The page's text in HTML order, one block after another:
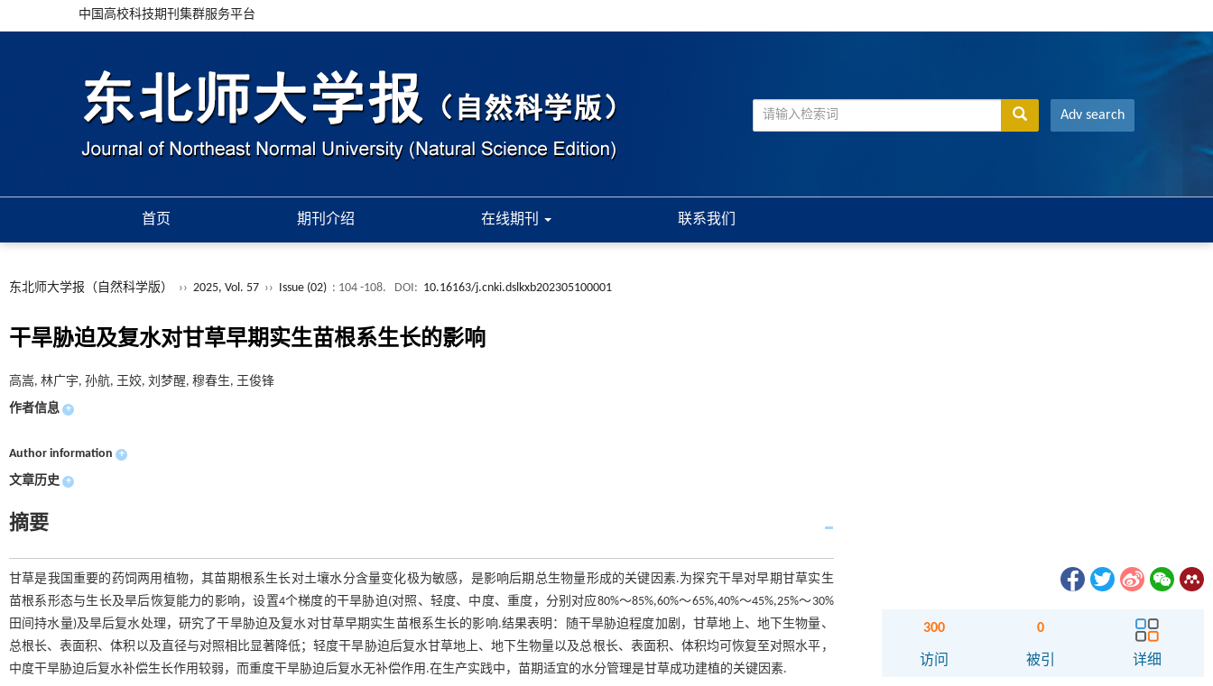
中国高校科技期刊集群服务平台
Adv search
首页 期刊介绍 在线期刊 联系我们
东北师大学报（自然科学版） ›› 2025, Vol. 57 ›› Issue (02) : 104 -108. DOI: 10.16163/j.cnki.dslkxb202305100001
干旱胁迫及复水对甘草早期实生苗根系生长的影响
高嵩, 林广宇, 孙航, 王姣, 刘梦醒, 穆春生, 王俊锋
作者信息 +
Author information +
文章历史 +
摘要
甘草是我国重要的药饲两用植物，其苗期根系生长对土壤水分含量变化极为敏感，是影响后期总生物量形成的关键因素.为探究干旱对早期甘草实生
苗根系形态与生长及旱后恢复能力的影响，设置4个梯度的干旱胁迫(对照、轻度、中度、重度，分别对应80%～85%,60%～65%,40%～45%,25%～30%
田间持水量)及旱后复水处理，研究了干旱胁迫及复水对甘草早期实生苗根系生长的影响.结果表明：随干旱胁迫程度加剧，甘草地上、地下生物量、
总根长、表面积、体积以及直径与对照相比显著降低；轻度干旱胁迫后复水甘草地上、地下生物量以及总根长、表面积、体积均可恢复至对照水平，
中度干旱胁迫后复水补偿生长作用较弱，而重度干旱胁迫后复水无补偿作用.在生产实践中，苗期适宜的水分管理是甘草成功建植的关键因素.
300
访问
0
被引 详细